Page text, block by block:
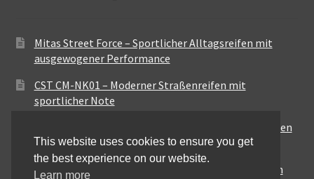
Mitas Street Force – Sportlicher Alltagsreifen mit
ausgewogener Performance
CST CM-NK01 – Moderner Straßenreifen mit
sportlicher Note
Maxxis MA-ST3 – Ausgewogener Sport-Touring-Reifen
für vielseitige Einsätze
Pirelli City Demon – Zuverlässigkeit für den urbanen
This website uses cookies to ensure you get
the best experience on our website.
Learn more